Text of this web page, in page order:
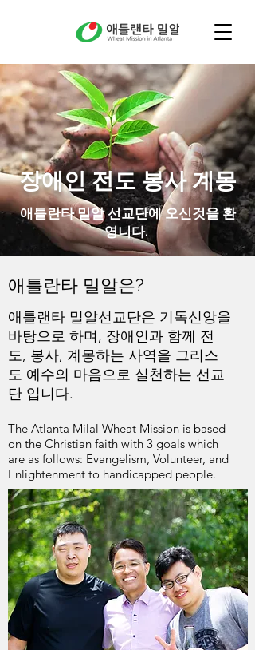
장애인 전도 봉사 계몽
애틀란타 밀알 선교단에 오신것을 환
영니다.
​애틀란타 밀알은?
애틀랜타 밀알선교단은 기독신앙을
바탕으로 하며, 장애인과 함께 전
도, 봉사, 계몽하는 사역을 그리스
도 예수의 마음으로 실천하는 선교
단 입니다.
The Atlanta Milal Wheat Mission is based
on the Christian faith with 3 goals which
are as follows: Evangelism, Volunteer, and
Enlightenment to handicapped people.